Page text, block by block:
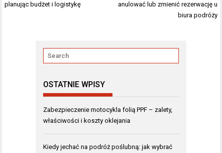
planując budżet i logistykę
anulować lub zmienić rezerwację u
biura podróży
OSTATNIE WPISY
Zabezpieczenie motocykla folią PPF – zalety,
właściwości i koszty oklejania
Kiedy jechać na podróż poślubną: jak wybrać